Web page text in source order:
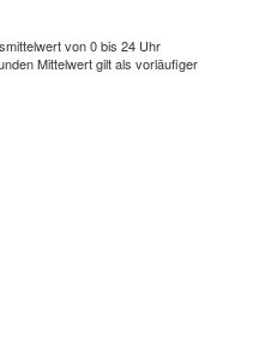
von 0 bis 24 Uhr
Mittelwert gilt als vorläufiger